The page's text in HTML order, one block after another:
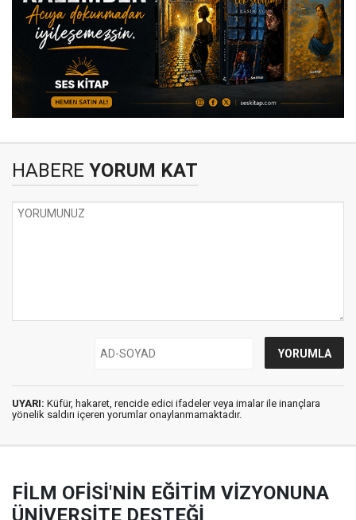
HABERE YORUM KAT
UYARI: Küfür, hakaret, rencide edici ifadeler veya imalar ile inançlara
yönelik saldırı içeren yorumlar onaylanmamaktadır.
FİLM OFİSİ'NİN EĞİTİM VİZYONUNA
ÜNİVERSİTE DESTEĞİ